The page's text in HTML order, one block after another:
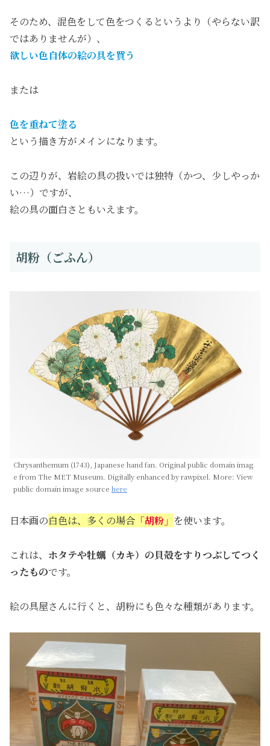
そのため、混色をして色をつくるというより（やらない訳
ではありませんが）、
欲しい色自体の絵の具を買う
または
色を重ねて塗る
という描き方がメインになります。
この辺りが、岩絵の具の扱いでは独特（かつ、少しやっか
い…）ですが、
絵の具の面白さともいえます。
胡粉（ごふん）
Chrysanthemum (1743), Japanese hand fan. Original public domain imag
e from The MET Museum. Digitally enhanced by rawpixel. More: View
public domain image source here
日本画の白色は、多くの場合 「胡粉」 を使います。
これは、 ホタテや牡蠣（カキ）の貝殻をすりつぶしてつく
ったものです。
絵の具屋さんに行くと、胡粉にも色々な種類があります。